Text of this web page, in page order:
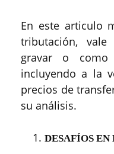
En este articulo
tributación,
gravar o
incluyendo a la
precios de
su análisis.
DESAFÍOS